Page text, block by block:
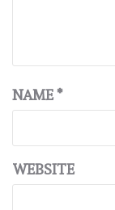
NAME*
WEBSITE